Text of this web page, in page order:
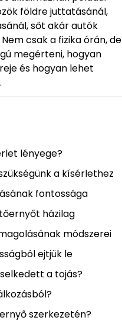
földre juttatásánál,
sőt akár autók
csak a fizika órán, de
megérteni, hogyan
és hogyan lehet
lényege?
a kísérlethez
fontossága
házilag
módszerei
ejtjük le
a tojás?
szerkezetén?